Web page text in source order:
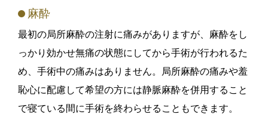
麻酔
最初の局所麻酔の注射に痛みがありますが、麻酔をし
っかり効かせ無痛の状態にしてから手術が行われるた
め、手術中の痛みはありません。局所麻酔の痛みや羞
恥心に配慮して希望の方には静脈麻酔を併用すること
で寝ている間に手術を終わらせることもできます。